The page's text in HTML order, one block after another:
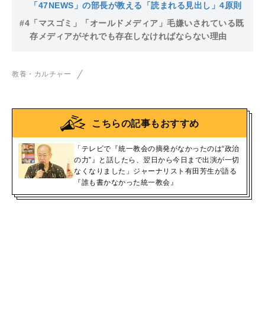
「47NEWS」の部長が教える「読まれる見出し」4原則
#4 「マスゴミ」「オールドメディア」毛嫌いされている既
存メディアがそれでも存在しなければならない理由
教養・カルチャー
こちらの記事もおすすめ
「テレビで『統一教会の摘発がなかったのは“政治
の力”』と話したら、翌日から今日まで出演が一切
なくなりました」ジャーナリスト有田芳生が語る
『誰も書かなかった統一教会』